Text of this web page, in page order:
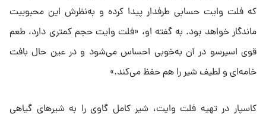
که فلت وایت حسابی طرفدار پیدا کرده و به‌نظرش این محبوبیت
ماندگار خواهد بود. به گفته او، «فلت وایت حجم کمتری دارد، طعم
قوی اسپرسو در آن به‌خوبی احساس می‌شود و در عین حال بافت
خامه‌ای و لطیف شیر را هم حفظ می‌کند.»
کاسپار در تهیه فلت وایت، شیر کامل گاوی را به شیرهای گیاهی